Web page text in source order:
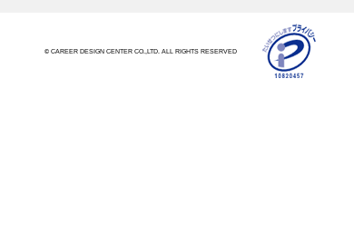
© CAREER DESIGN CENTER CO.,LTD. ALL RIGHTS RESERVED